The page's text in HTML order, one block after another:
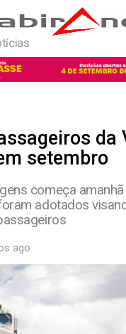
da
setembro
começa
adotados
ago